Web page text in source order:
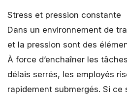
Stress et pression constante
Dans un environnement de
et la pression sont des
À force d’enchaîner les
délais serrés, les employés
rapidement submergés. Si ce